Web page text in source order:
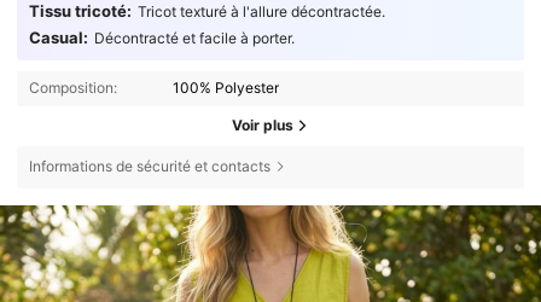
Tissu tricoté: Tricot texturé à l'allure décontractée.
Casual: Décontracté et facile à porter.
Composition: 100% Polyester
Voir plus
Informations de sécurité et contacts